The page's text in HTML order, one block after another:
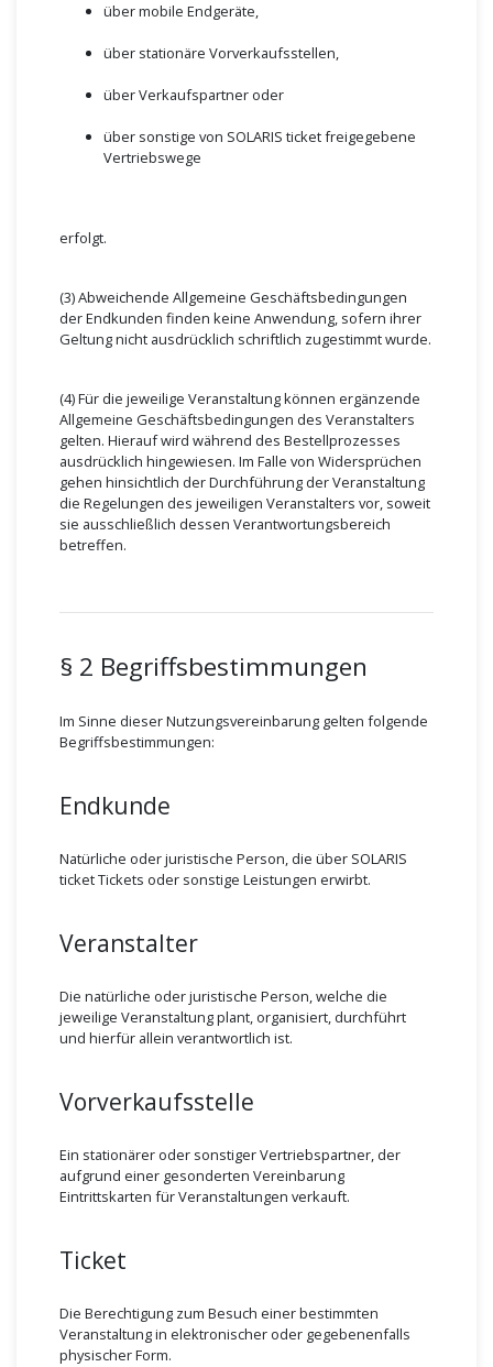
über mobile Endgeräte,
über stationäre Vorverkaufsstellen,
über Verkaufspartner oder
über sonstige von SOLARIS ticket freigegebene
Vertriebswege
erfolgt.
(3) Abweichende Allgemeine Geschäftsbedingungen
der Endkunden finden keine Anwendung, sofern ihrer
Geltung nicht ausdrücklich schriftlich zugestimmt wurde.
(4) Für die jeweilige Veranstaltung können ergänzende
Allgemeine Geschäftsbedingungen des Veranstalters
gelten. Hierauf wird während des Bestellprozesses
ausdrücklich hingewiesen. Im Falle von Widersprüchen
gehen hinsichtlich der Durchführung der Veranstaltung
die Regelungen des jeweiligen Veranstalters vor, soweit
sie ausschließlich dessen Verantwortungsbereich
betreffen.
§ 2 Begriffsbestimmungen
Im Sinne dieser Nutzungsvereinbarung gelten folgende
Begriffsbestimmungen:
Endkunde
Natürliche oder juristische Person, die über SOLARIS
ticket Tickets oder sonstige Leistungen erwirbt.
Veranstalter
Die natürliche oder juristische Person, welche die
jeweilige Veranstaltung plant, organisiert, durchführt
und hierfür allein verantwortlich ist.
Vorverkaufsstelle
Ein stationärer oder sonstiger Vertriebspartner, der
aufgrund einer gesonderten Vereinbarung
Eintrittskarten für Veranstaltungen verkauft.
Ticket
Die Berechtigung zum Besuch einer bestimmten
Veranstaltung in elektronischer oder gegebenenfalls
physischer Form.